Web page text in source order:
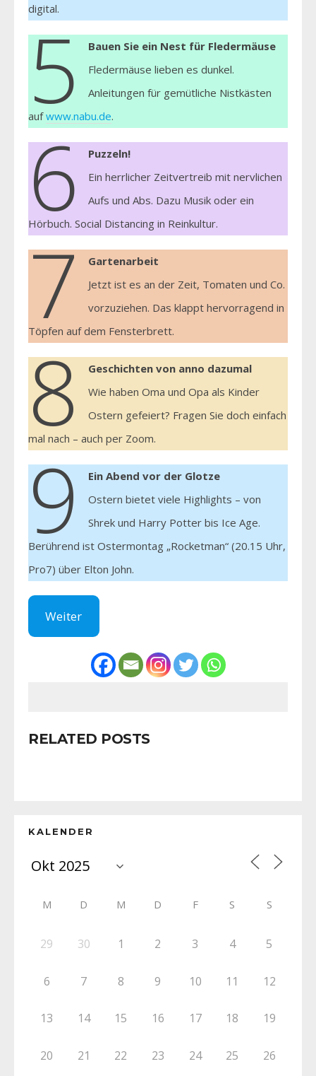
digital.
5
Bauen Sie ein Nest für Fledermäuse
Fledermäuse lieben es dunkel.
Anleitungen für gemütliche Nistkästen
aufwww.nabu.de.
6
Puzzeln!
Ein herrlicher Zeitvertreib mit nervlichen
Aufs und Abs. Dazu Musik oder ein
Hörbuch. Social Distancing in Reinkultur.
7
Gartenarbeit
Jetzt ist es an der Zeit, Tomaten und Co.
vorzuziehen. Das klappt hervorragend in
Töpfen auf dem Fensterbrett.
8
Geschichten von anno dazumal
Wie haben Oma und Opa als Kinder
Ostern gefeiert? Fragen Sie doch einfach
mal nach – auch per Zoom.
9
Ein Abend vor der Glotze
Ostern bietet viele Highlights – von
Shrek und Harry Potter bis Ice Age.
Berührend ist Ostermontag „Rocketman“ (20.15 Uhr,
Pro7) über Elton John.
Weiter
RELATED POSTS
KALENDER
M D M D F S S
29 30 1 2 3 4 5
6 7 8 9 10 11 12
13 14 15 16 17 18 19
20 21 22 23 24 25 26